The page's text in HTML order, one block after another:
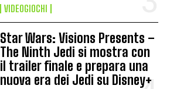
VIDEOGIOCHI
Star Wars: Visions Presents –
The Ninth Jedi si mostra con
il trailer finale e prepara una
nuova era dei Jedi su Disney+